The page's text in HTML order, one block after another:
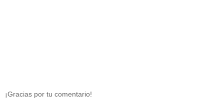
¡Gracias por tu comentario!